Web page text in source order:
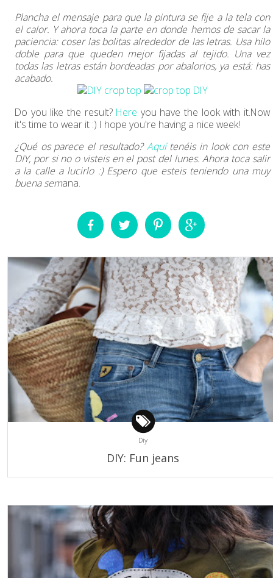
Plancha el mensaje para que la pintura se fije a la tela con
el calor. Y ahora toca la parte en donde hemos de sacar la
paciencia: coser las bolitas alrededor de las letras. Usa hilo
doble para que queden mejor fijadas al tejido. Una vez
todas las letras están bordeadas por abalorios, ya está: has
acabado.
Do you like the result? Here you have the look with it.Now
it's time to wear it :) I hope you're having a nice week!
¿Qué os parece el resultado?Aquítenéis in look con este
DIY, por si no o visteis en el post del lunes. Ahora toca salir
a la calle a lucirlo :) Espero que esteis teniendo una muy
buena semana.
Diy
DIY: Fun jeans